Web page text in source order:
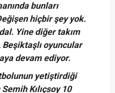
bunları
hiçbir şey yok.
Yine diğer takım
oyuncular
devam ediyor.
yetiştirdiği
Kılıçsoy 10